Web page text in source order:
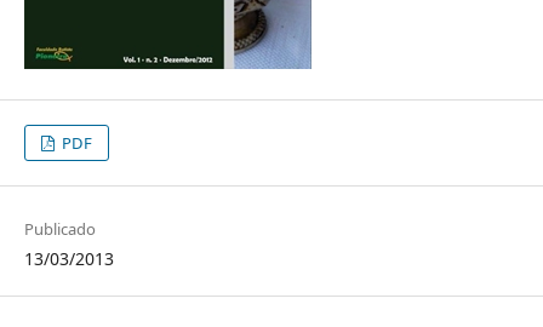
PDF
Publicado
13/03/2013